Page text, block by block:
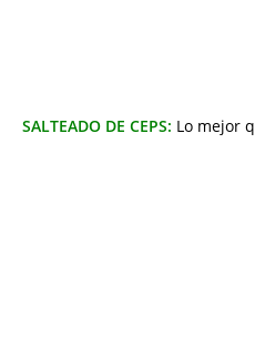
SALTEADO DE CEPS: Lo mejor